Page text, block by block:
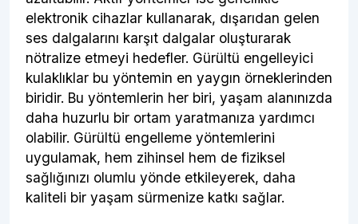
elektronik cihazlar kullanarak, dışarıdan gelen
ses dalgalarını karşıt dalgalar oluşturarak
nötralize etmeyi hedefler. Gürültü engelleyici
kulaklıklar bu yöntemin en yaygın örneklerinden
biridir. Bu yöntemlerin her biri, yaşam alanınızda
daha huzurlu bir ortam yaratmanıza yardımcı
olabilir. Gürültü engelleme yöntemlerini
uygulamak, hem zihinsel hem de fiziksel
sağlığınızı olumlu yönde etkileyerek, daha
kaliteli bir yaşam sürmenize katkı sağlar.